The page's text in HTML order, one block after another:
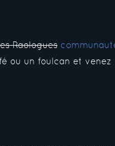
Raologues
ou un foulcan et